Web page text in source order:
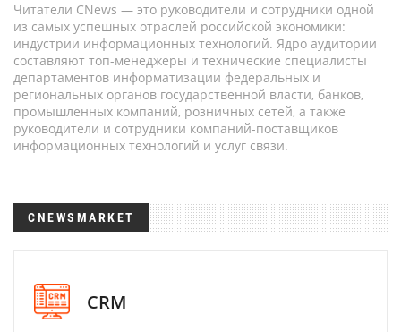
Читатели CNews — это руководители и сотрудники одной
из самых успешных отраслей российской экономики:
индустрии информационных технологий. Ядро аудитории
составляют топ-менеджеры и технические специалисты
департаментов информатизации федеральных и
региональных органов государственной власти, банков,
промышленных компаний, розничных сетей, а также
руководители и сотрудники компаний-поставщиков
информационных технологий и услуг связи.
CNEWSMARKET
CRM